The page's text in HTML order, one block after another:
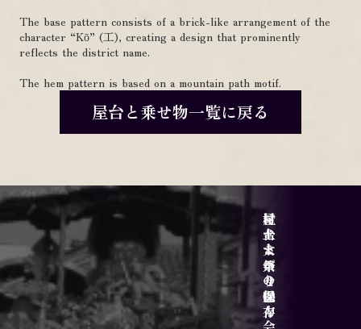
The base pattern consists of a brick-like arrangement of the
character “Kō” (工), creating a design that prominently
reflects the district name.
The hem pattern is based on a mountain path motif.
屋台と乗せ物一覧に戻る
サイトポリシー
アクセス
屋台と乗せ物
村上大祭の魅力
村上まつり保存会